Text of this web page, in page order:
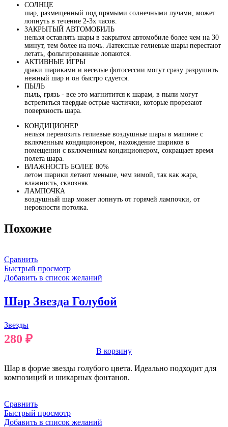
СОЛНЦЕ
шар, размещенный под прямыми солнечными лучами, может
лопнуть в течение 2-3х часов.
ЗАКРЫТЫЙ АВТОМОБИЛЬ
нельзя оставлять шары в закрытом автомобиле более чем на 30
минут, тем более на ночь. Латексные гелиевые шары перестают
летать, фольгированные лопаются.
АКТИВНЫЕ ИГРЫ
драки шариками и веселые фотосессии могут сразу разрушить
нежный шар и он быстро сдуется.
ПЫЛЬ
пыль, грязь - все это магнитится к шарам, в пыли могут
встретиться твердые острые частички, которые прорезают
поверхность шара.
КОНДИЦИОНЕР
нельзя перевозить гелиевые воздушные шары в машине с
включенным кондиционером, нахождение шариков в
помещении с включенным кондиционером, сокращает время
полета шара.
ВЛАЖНОСТЬ БОЛЕЕ 80%
летом шарики летают меньше, чем зимой, так как жара,
влажность, сквозняк.
ЛАМПОЧКА
воздушный шар может лопнуть от горячей лампочки, от
неровности потолка.
Похожие
Сравнить
Быстрый просмотр
Добавить в список желаний
Шар Звезда Голубой
Звезды
280 ₽
В корзину
Шар в форме звезды голубого цвета. Идеально подходит для
композиций и шикарных фонтанов.
Сравнить
Быстрый просмотр
Добавить в список желаний